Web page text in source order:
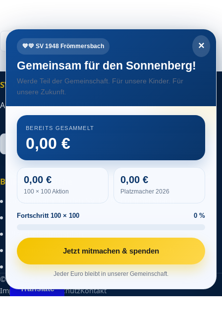
×
💙💛 SV 1948 Frömmersbach
Gemeinsam für den Sonnenberg!
Werde Teil der Gemeinschaft. Für unsere Kinder. Für
unsere Zukunft.
BEREITS GESAMMELT
0,00
0,00
100 × 100 Aktion
0,00
Platzmacher 2026
Fortschritt 100 × 100 0 %
Jetzt mitmachen & spenden
Jeder Euro bleibt in unserer Gemeinschaft.
SV Frömmersbach 1948 e.V.
Am Sonnenberg 21, 51647 Gummersbach
Beliebte Bereiche
Gemeinsam für den SV 1948 Frömmersbach
SVF-NEWS
Gemeinsam für den SV 1948 Frömmersbach
Fan Shop
© 2026 SV Frömmersbach 1948 e.V.
ImpressumDatenschutzKontakt
Translate